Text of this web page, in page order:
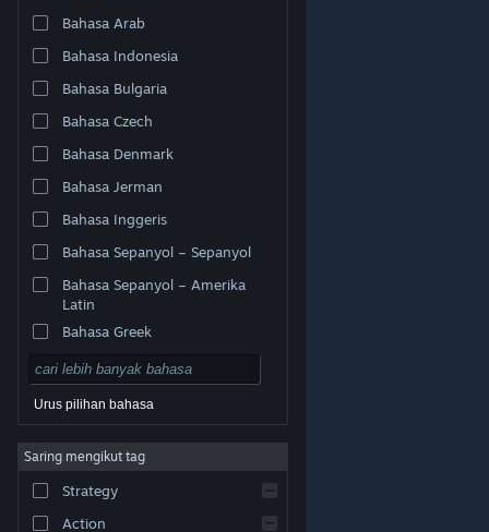
© Valve Corporation. Hak cipta terpelihara. Semua
tanda dagangan ialah hak milik pemilik masing-masing
Perundangan|Accessibility
Steam| Bayaran balik
Bahasa Arab
Bahasa Indonesia
Bahasa Bulgaria
Bahasa Czech
Bahasa Denmark
Bahasa Jerman
Bahasa Inggeris
Bahasa Sepanyol – Sepanyol
Bahasa Sepanyol – Amerika
Latin
Bahasa Greek
Urus pilihan bahasa
Saring mengikut tag
Strategy
Action